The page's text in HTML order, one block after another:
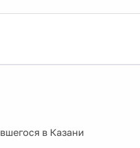
в Казани